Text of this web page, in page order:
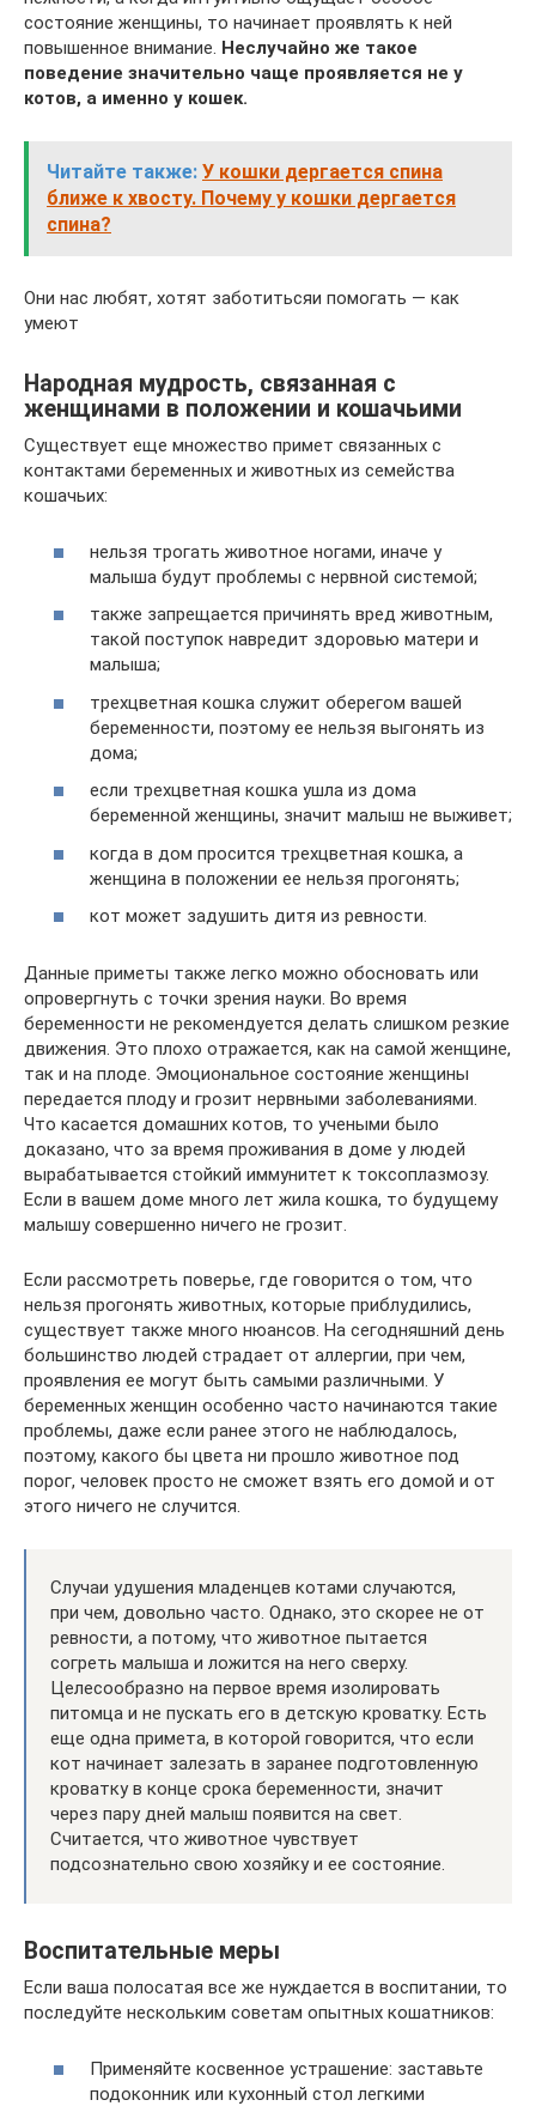
состояние женщины, то начинает проявлять к ней
повышенное внимание. Неслучайно же такое
поведение значительно чаще проявляется не у
котов, а именно у кошек.
Читайте также: У кошки дергается спина
ближе к хвосту. Почему у кошки дергается
спина?
Они нас любят, хотят заботитьсяи помогать — как
умеют
Народная мудрость, связанная с
женщинами в положении и кошачьими
Существует еще множество примет связанных с
контактами беременных и животных из семейства
кошачьих:
нельзя трогать животное ногами, иначе у
малыша будут проблемы с нервной системой;
также запрещается причинять вред животным,
такой поступок навредит здоровью матери и
малыша;
трехцветная кошка служит оберегом вашей
беременности, поэтому ее нельзя выгонять из
дома;
если трехцветная кошка ушла из дома
беременной женщины, значит малыш не выживет;
когда в дом просится трехцветная кошка, а
женщина в положении ее нельзя прогонять;
кот может задушить дитя из ревности.
Данные приметы также легко можно обосновать или
опровергнуть с точки зрения науки. Во время
беременности не рекомендуется делать слишком резкие
движения. Это плохо отражается, как на самой женщине,
так и на плоде. Эмоциональное состояние женщины
передается плоду и грозит нервными заболеваниями.
Что касается домашних котов, то учеными было
доказано, что за время проживания в доме у людей
вырабатывается стойкий иммунитет к токсоплазмозу.
Если в вашем доме много лет жила кошка, то будущему
малышу совершенно ничего не грозит.
Если рассмотреть поверье, где говорится о том, что
нельзя прогонять животных, которые приблудились,
существует также много нюансов. На сегодняшний день
большинство людей страдает от аллергии, при чем,
проявления ее могут быть самыми различными. У
беременных женщин особенно часто начинаются такие
проблемы, даже если ранее этого не наблюдалось,
поэтому, какого бы цвета ни прошло животное под
порог, человек просто не сможет взять его домой и от
этого ничего не случится.
Случаи удушения младенцев котами случаются,
при чем, довольно часто. Однако, это скорее не от
ревности, а потому, что животное пытается
согреть малыша и ложится на него сверху.
Целесообразно на первое время изолировать
питомца и не пускать его в детскую кроватку. Есть
еще одна примета, в которой говорится, что если
кот начинает залезать в заранее подготовленную
кроватку в конце срока беременности, значит
через пару дней малыш появится на свет.
Считается, что животное чувствует
подсознательно свою хозяйку и ее состояние.
Воспитательные меры
Если ваша полосатая все же нуждается в воспитании, то
последуйте нескольким советам опытных кошатников:
Применяйте косвенное устрашение: заставьте
подоконник или кухонный стол легкими